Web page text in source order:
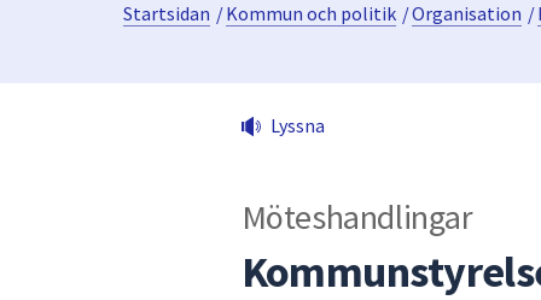
När
sökförslag
presenteras
Startsidan /Kommun och politik /Organisation /
Lyssna
Möteshandlingar